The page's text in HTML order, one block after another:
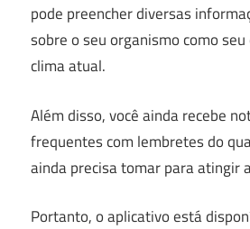
pode preencher diversas
sobre o seu organismo como
clima atual.
Além disso, você ainda recebe
frequentes com lembretes do
ainda precisa tomar para atingir
Portanto, o aplicativo está